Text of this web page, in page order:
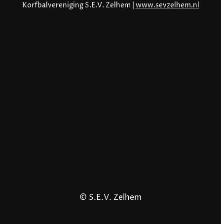
Korfbalvereniging S.E.V. Zelhem | www.sevzelhem.nl
© S.E.V. Zelhem